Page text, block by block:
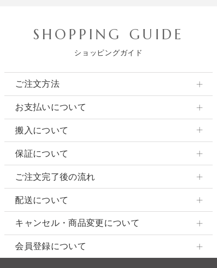
SHOPPING GUIDE
ショッピングガイド
ご注文方法
お支払いについて
搬入について
保証について
ご注文完了後の流れ
配送について
キャンセル・商品変更について
会員登録について